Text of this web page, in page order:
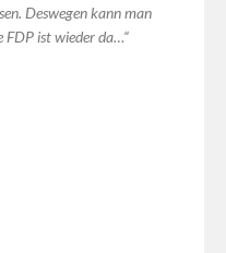
Deswegen kann man
FDP ist wieder da…“